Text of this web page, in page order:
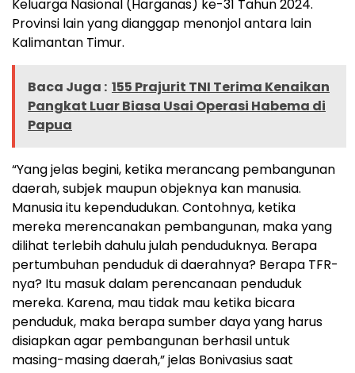
Keluarga Nasional (Harganas) ke-31 Tahun 2024.
Provinsi lain yang dianggap menonjol antara lain
Kalimantan Timur.
Baca Juga : 155 Prajurit TNI Terima Kenaikan
Pangkat Luar Biasa Usai Operasi Habema di
Papua
“Yang jelas begini, ketika merancang pembangunan
daerah, subjek maupun objeknya kan manusia.
Manusia itu kependudukan. Contohnya, ketika
mereka merencanakan pembangunan, maka yang
dilihat terlebih dahulu julah penduduknya. Berapa
pertumbuhan penduduk di daerahnya? Berapa TFR-
nya? Itu masuk dalam perencanaan penduduk
mereka. Karena, mau tidak mau ketika bicara
penduduk, maka berapa sumber daya yang harus
disiapkan agar pembangunan berhasil untuk
masing-masing daerah,” jelas Bonivasius saat